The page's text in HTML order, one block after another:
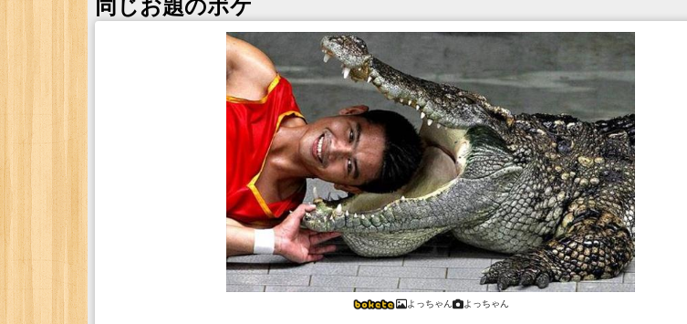
同じお題のボケ
よっちゃん よっちゃん